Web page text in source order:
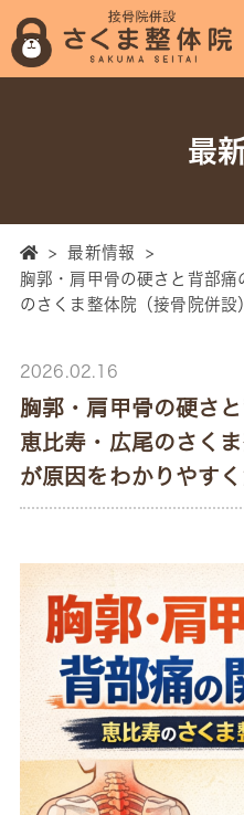
最
> 最新情報
>
胸郭・肩甲骨の硬さと背部
のさくま整体院（接骨院併
2026.02.16
胸郭・肩甲骨の硬さ
恵比寿・広尾のさく
が原因をわかりやす